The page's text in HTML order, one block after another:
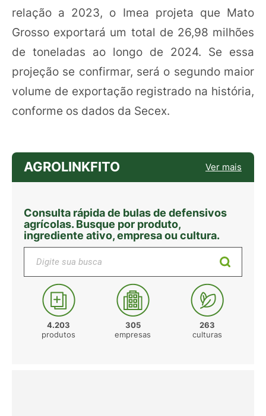
relação a 2023, o Imea projeta que Mato
Grosso exportará um total de 26,98 milhões
de toneladas ao longo de 2024. Se essa
projeção se confirmar, será o segundo maior
volume de exportação registrado na história,
conforme os dados da Secex.
AGROLINKFITO Ver mais
Consulta rápida de bulas de defensivos
agrícolas. Busque por produto,
ingrediente ativo, empresa ou cultura.
4.203
produtos
305
empresas
263
culturas